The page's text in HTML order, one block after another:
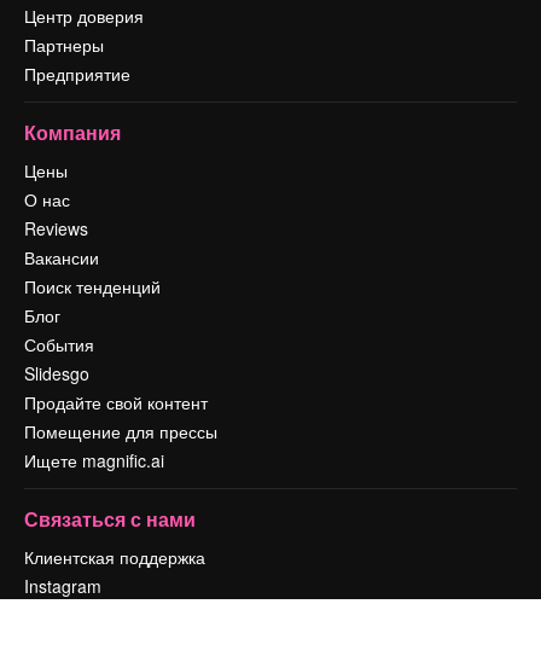
Центр доверия
Партнеры
Предприятие
Компания
Цены
О нас
Reviews
Вакансии
Поиск тенденций
Блог
События
Slidesgo
Продайте свой контент
Помещение для прессы
Ищете magnific.ai
Связаться с нами
Клиентская поддержка
Instagram